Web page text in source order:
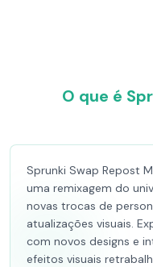
O que é
Sprunki Swap Repost
uma remixagem do
novas trocas de
atualizações visuais.
com novos designs e
efeitos visuais